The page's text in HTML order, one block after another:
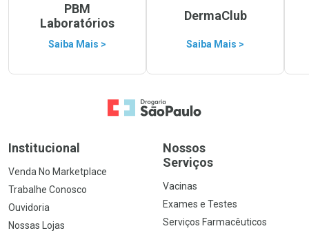
PBM
Laboratórios
Saiba Mais >
DermaClub
Saiba Mais >
Ir para a Home
Institucional
Venda No Marketplace
Trabalhe Conosco
Ouvidoria
Nossas Lojas
Nossos
Serviços
Vacinas
Exames e Testes
Serviços Farmacêuticos